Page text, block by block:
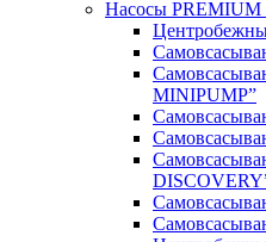
Насосы PREMIUM
MINIPUMP”